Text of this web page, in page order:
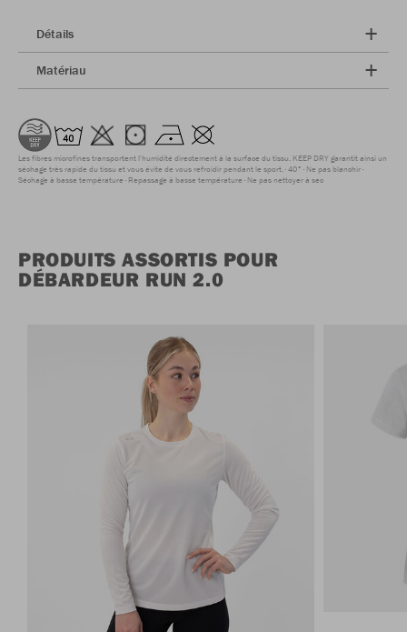
Détails
Matériau
Les fibres microfines transportent l'humidité directement à la surface du tissu. KEEP DRY garantit ainsi un
séchage très rapide du tissu et vous évite de vous refroidir pendant le sport. 40° Ne pas blanchir
Séchage à basse température Repassage à basse température Ne pas nettoyer à sec
PRODUITS ASSORTIS POUR
DÉBARDEUR RUN 2.0